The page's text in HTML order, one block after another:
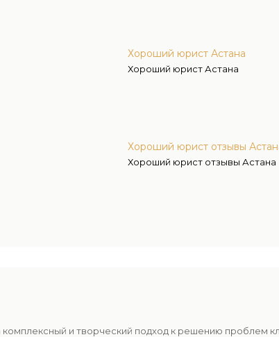
Хороший юрист Астана
Хороший юрист Астана
Хороший юрист отзывы
Хороший юрист отзывы Астана
и творческий подход к решению проблем